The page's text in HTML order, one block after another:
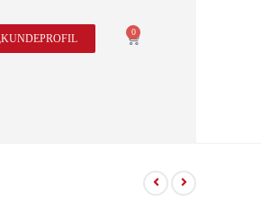
KUNDEPROFIL 0